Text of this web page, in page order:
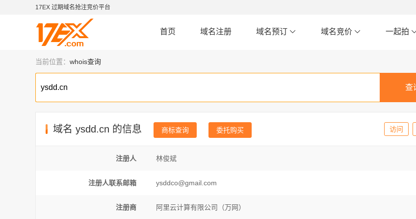
17EX 过期域名抢注竞价平台
首页 域名注册 域名预订 域名竞价 一起拍
当前位置： whois查询
域名 ysdd.cn 的信息 商标查询 委托购买 访问
注册人 林俊斌
注册人联系邮箱 ysddco@gmail.com
注册商 阿里云计算有限公司（万网）